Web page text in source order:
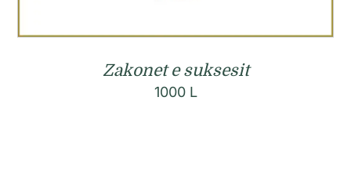
Zakonet e suksesit
1000 L